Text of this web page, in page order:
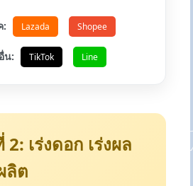
: Lazada Shopee
น: TikTok Line
เร่งดอก เร่งผล
ลิต